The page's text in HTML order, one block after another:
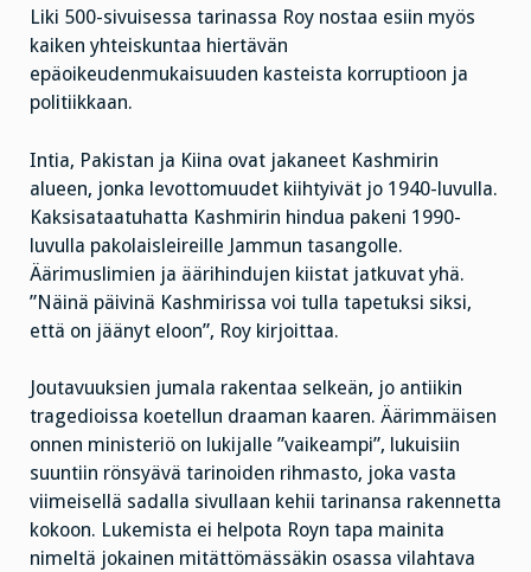
Liki 500-sivuisessa tarinassa Roy nostaa esiin myös
kaiken yhteiskuntaa hiertävän
epäoikeudenmukaisuuden kasteista korruptioon ja
politiikkaan.
Intia, Pakistan ja Kiina ovat jakaneet Kashmirin
alueen, jonka levottomuudet kiihtyivät jo 1940-luvulla.
Kaksisataatuhatta Kashmirin hindua pakeni 1990-
luvulla pakolaisleireille Jammun tasangolle.
Äärimuslimien ja äärihindujen kiistat jatkuvat yhä.
”Näinä päivinä Kashmirissa voi tulla tapetuksi siksi,
että on jäänyt eloon”, Roy kirjoittaa.
Joutavuuksien jumala rakentaa selkeän, jo antiikin
tragedioissa koetellun draaman kaaren. Äärimmäisen
onnen ministeriö on lukijalle ”vaikeampi”, lukuisiin
suuntiin rönsyävä tarinoiden rihmasto, joka vasta
viimeisellä sadalla sivullaan kehii tarinansa rakennetta
kokoon. Lukemista ei helpota Royn tapa mainita
nimeltä jokainen mitättömässäkin osassa vilahtava